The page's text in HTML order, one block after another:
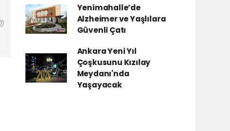
Yenimahalle’de
Alzheimer ve Yaşlılara
Güvenli Çatı
Ankara Yeni Yıl
Çoşkusunu Kızılay
Meydanı'nda
Yaşayacak